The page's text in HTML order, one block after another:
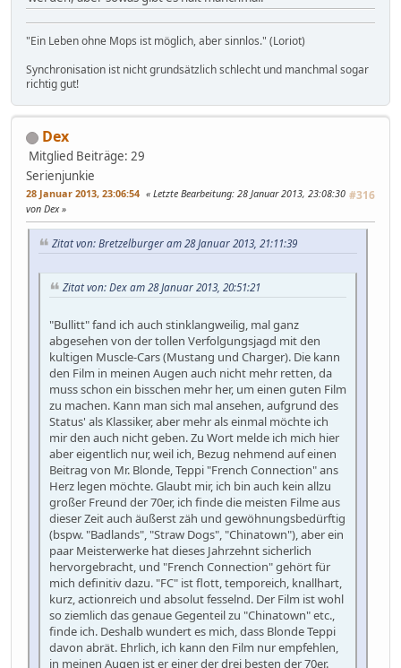
"Ein Leben ohne Mops ist möglich, aber sinnlos." (Loriot)
Synchronisation ist nicht grundsätzlich schlecht und manchmal sogar
richtig gut!
Dex
Mitglied Beiträge: 29
Serienjunkie
28 Januar 2013, 23:06:54 #316
Letzte Bearbeitung: 28 Januar 2013, 23:08:30
von Dex
Zitat von: Bretzelburger am 28 Januar 2013, 21:11:39
Zitat von: Dex am 28 Januar 2013, 20:51:21
"Bullitt" fand ich auch stinklangweilig, mal ganz
abgesehen von der tollen Verfolgungsjagd mit den
kultigen Muscle-Cars (Mustang und Charger). Die kann
den Film in meinen Augen auch nicht mehr retten, da
muss schon ein bisschen mehr her, um einen guten Film
zu machen. Kann man sich mal ansehen, aufgrund des
Status' als Klassiker, aber mehr als einmal möchte ich
mir den auch nicht geben. Zu Wort melde ich mich hier
aber eigentlich nur, weil ich, Bezug nehmend auf einen
Beitrag von Mr. Blonde, Teppi "French Connection" ans
Herz legen möchte. Glaubt mir, ich bin auch kein allzu
großer Freund der 70er, ich finde die meisten Filme aus
dieser Zeit auch äußerst zäh und gewöhnungsbedürftig
(bspw. "Badlands", "Straw Dogs", "Chinatown"), aber ein
paar Meisterwerke hat dieses Jahrzehnt sicherlich
hervorgebracht, und "French Connection" gehört für
mich definitiv dazu. "FC" ist flott, temporeich, knallhart,
kurz, actionreich und absolut fesselnd. Der Film ist wohl
so ziemlich das genaue Gegenteil zu "Chinatown" etc.,
finde ich. Deshalb wundert es mich, dass Blonde Teppi
davon abrät. Ehrlich, ich kann den Film nur empfehlen,
in meinen Augen ist er einer der drei besten der 70er.